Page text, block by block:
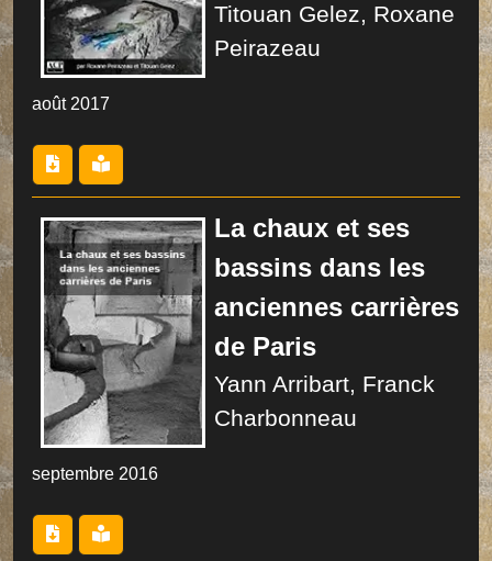
Titouan Gelez, Roxane
Peirazeau
août 2017
La chaux et ses
bassins dans les
anciennes carrières
de Paris
Yann Arribart, Franck
Charbonneau
septembre 2016